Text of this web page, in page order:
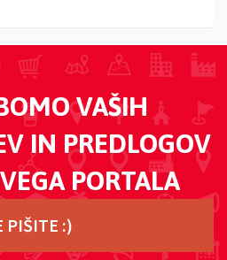
VAŠIH
IN PREDLOGOV
PORTALA
PIŠITE :)